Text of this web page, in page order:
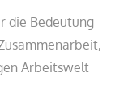
die Bedeutung
Arbeitswelt